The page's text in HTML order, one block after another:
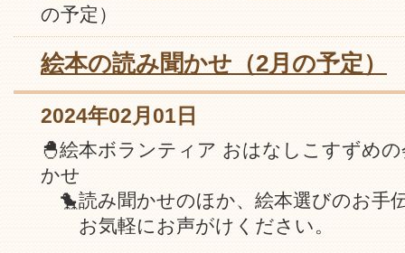
の予定）
絵本の読み聞かせ（2月の予定）
2024年02月01日
🐣絵本ボランティア おはなしこすずめ
かせ
🐤読み聞かせのほか、絵本選びのお手
お気軽にお声がけください。